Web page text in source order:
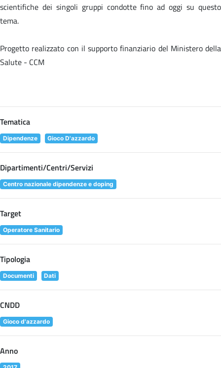
scientifiche dei singoli gruppi condotte fino ad oggi su questo
tema.
Progetto realizzato con il supporto finanziario del Ministero della
Salute - CCM
Tematica
Dipendenze Gioco D'azzardo
Dipartimenti/Centri/Servizi
Centro nazionale dipendenze e doping
Target
Operatore Sanitario
Tipologia
Documenti Dati
CNDD
Gioco d'azzardo
Anno